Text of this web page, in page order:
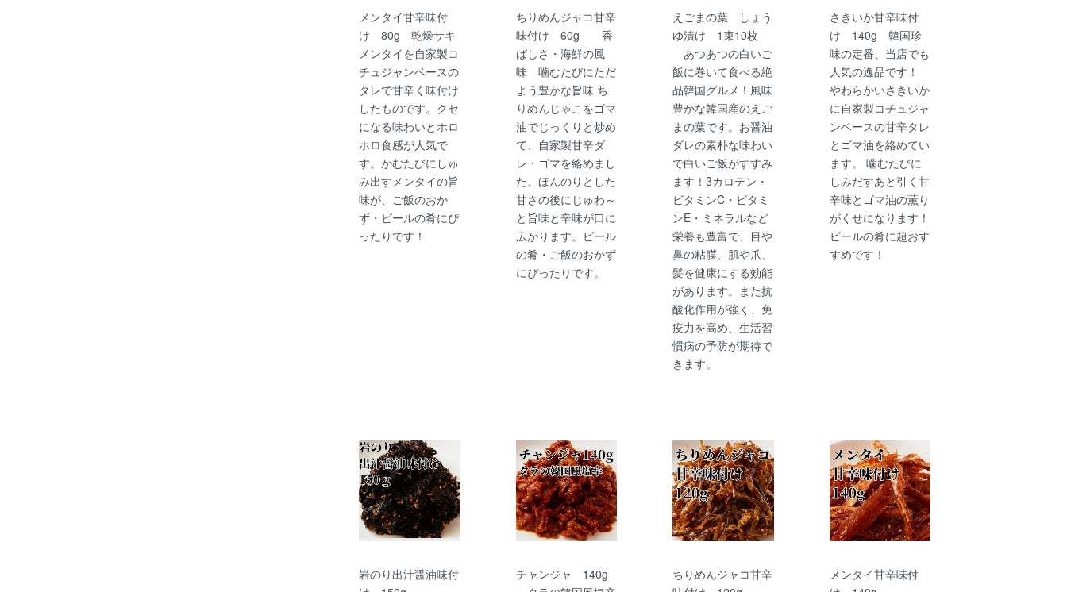
メンタイ甘辛味付
け 80g 乾燥サキ
メンタイを自家製コ
チュジャンベースの
タレで甘辛く味付け
したものです。クセ
になる味わいとホロ
ホロ食感が人気で
す。かむたびにしゅ
み出すメンタイの旨
味が、ご飯のおか
ず・ビールの肴にぴ
ったりです！
ちりめんジャコ甘辛
味付け 60g 香
ばしさ・海鮮の風
味 噛むたびにただ
よう豊かな旨味 ち
りめんじゃこをゴマ
油でじっくりと炒め
て、自家製甘辛ダ
レ・ゴマを絡めまし
た。ほんのりとした
甘さの後にじゅわ～
と旨味と辛味が口に
広がります。ビール
の肴・ご飯のおかず
にぴったりです。
えごまの葉 しょう
ゆ漬け 1束10枚
あつあつの白いご
飯に巻いて食べる絶
品韓国グルメ！風味
豊かな韓国産のえご
まの葉です。お醤油
ダレの素朴な味わい
で白いご飯がすすみ
ます！βカロテン・
ビタミンC・ビタミ
ンE・ミネラルなど
栄養も豊富で、目や
鼻の粘膜、肌や爪、
髪を健康にする効能
があります。また抗
酸化作用が強く、免
疫力を高め、生活習
慣病の予防が期待で
きます。
さきいか甘辛味付
け 140g 韓国珍
味の定番、当店でも
人気の逸品です！
やわらかいさきいか
に自家製コチュジャ
ンベースの甘辛タレ
とゴマ油を絡めてい
ます。 噛むたびに
しみだすあと引く甘
辛味とゴマ油の薫り
がくせになります！
ビールの肴に超おす
すめです！
岩のり出汁醤油味付
チャンジャ 140g
ちりめんジャコ甘辛
メンタイ甘辛味付